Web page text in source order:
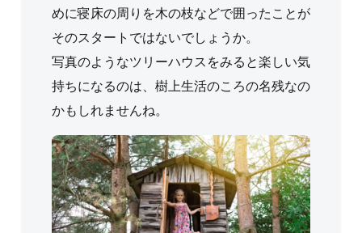
めに寝床の周りを木の枝などで囲ったことが
そのスタートではないでしょうか。
写真のようなツリーハウスをみると楽しい気
持ちになるのは、樹上生活のころの名残なの
かもしれませんね。